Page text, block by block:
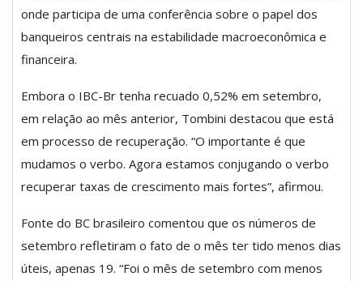
onde participa de uma conferência sobre o papel dos
banqueiros centrais na estabilidade macroeconômica e
financeira.
Embora o IBC-Br tenha recuado 0,52% em setembro,
em relação ao mês anterior, Tombini destacou que está
em processo de recuperação. “O importante é que
mudamos o verbo. Agora estamos conjugando o verbo
recuperar taxas de crescimento mais fortes”, afirmou.
Fonte do BC brasileiro comentou que os números de
setembro refletiram o fato de o mês ter tido menos dias
úteis, apenas 19. “Foi o mês de setembro com menos